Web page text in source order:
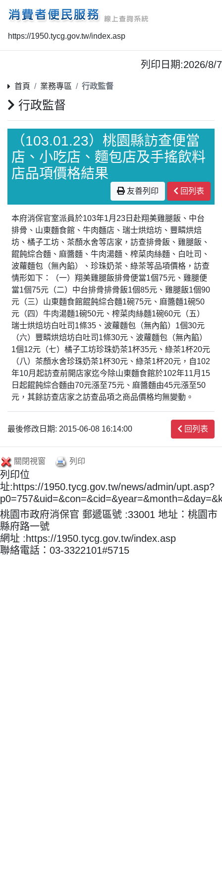
https://1950.tycg.gov.tw/index.asp
列印日期:2026/8/7
首頁 業務專區 行政監督
行政監督
（103.01.23）桃園縣訪查便當
店、小吃店、麵包店及手搖飲料
店品項價格結果
友善列印 回列表
本府消保官室派員於103年1月23日赴翔美雞腿飯、中台
排骨、山東麵食館、牛肉麵店、瑞士烘焙坊、豐疄烘焙
坊、橘子工坊、茶顏水舍等店家，訪查排骨飯、雞腿飯、
餛飩綜合麵、麻醬麵、牛肉湯麵、榨菜肉絲麵、白吐司、
波蘿麵包（無內餡）、珍珠奶茶、綠茶等品項價格，訪查
情形如下：（一）翔美雞腿飯排骨便當1個75元、雞腿便
當1個75元（二）中台排骨排骨飯1個85元、雞腿飯1個90
元（三）山東麵食館餛飩綜合麵1碗75元、麻醬麵1碗50
元（四）牛肉湯麵1碗50元、榨菜肉絲麵1碗60元（五）
瑞士烘焙坊白吐司1條35、波蘿麵包（無內餡）1個30元
（六）豐疄烘焙坊白吐司1條30元、波蘿麵包（無內餡）
1個12元（七）橘子工坊珍珠奶茶1杯35元、綠茶1杯20元
（八）茶顏水舍珍珠奶茶1杯30元、綠茶1杯20元，自102
年10月起訪查前開店家迄今除山東麵食館於102年11月15
日起餛飩綜合麵由70元漲至75元、麻醬麵由45元漲至50
元，其餘訪查店家之訪查品項之商品價格均無變動。
最後修改日期: 2015-06-08 16:14:00 回列表
關閉視窗 列印
列印位
址:https://1950.tycg.gov.tw/news/admin/upt.asp?
桃園市政府消保官 郵遞區號 :33001 地址：桃園市
縣府路一號
網址 :https://1950.tycg.gov.tw/index.asp
聯絡電話：03-3322101#5715